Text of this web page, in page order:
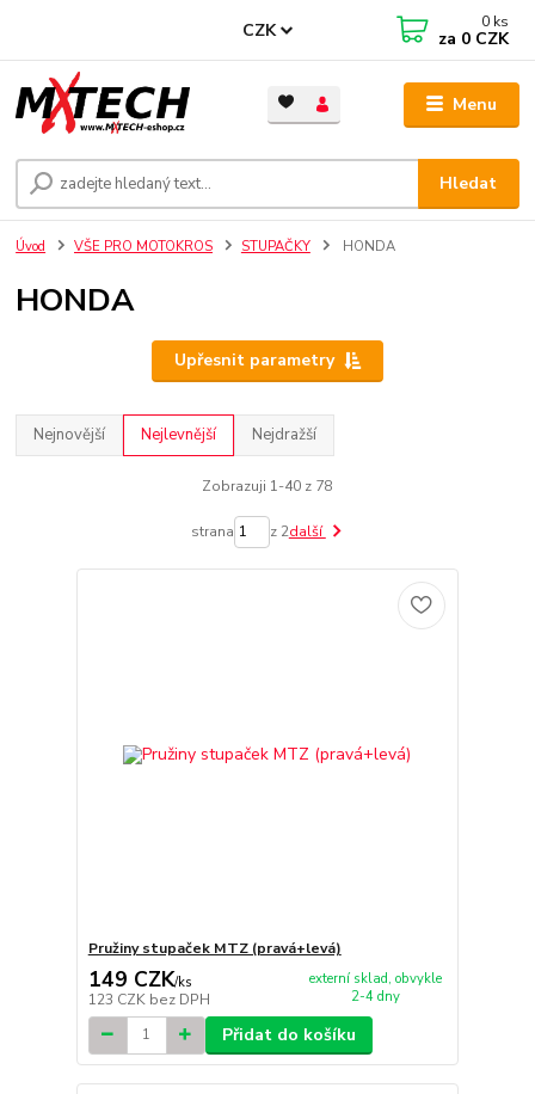
Menu
CZK
Hledat
0 ks
za 0 CZK
Úvod VŠE PRO MOTOKROS STUPAČKY HONDA
HONDA
Upřesnit parametry
Nejnovější Nejlevnější Nejdražší
Zobrazuji 1-40 z 78
strana z 2další
Pružiny stupaček MTZ (pravá+levá)
149 CZK/ks
123 CZK bez DPH
externí sklad, obvykle
2-4 dny
Přidat do košíku